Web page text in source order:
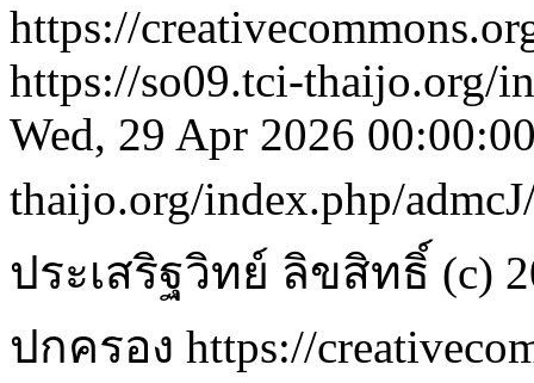
https://
https://so09.tci-thaijo.org/
Wed, 29 Apr 2026
thaijo.org/index.php/
ประเสริฐวิทย์ ลิขสิทธิ์ (c)
ปกครอง https://